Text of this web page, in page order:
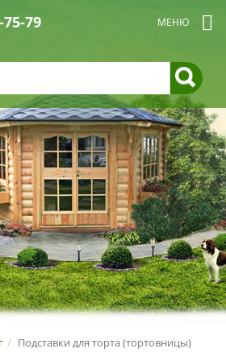
75-79
Подставки для торта (тортовницы)